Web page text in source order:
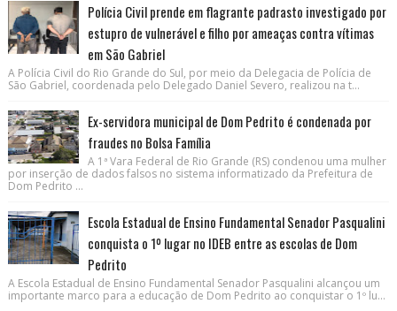
Polícia Civil prende em flagrante padrasto investigado por
estupro de vulnerável e filho por ameaças contra vítimas
em São Gabriel
A Polícia Civil do Rio Grande do Sul, por meio da Delegacia de Polícia de
São Gabriel, coordenada pelo Delegado Daniel Severo, realizou na t...
Ex-servidora municipal de Dom Pedrito é condenada por
fraudes no Bolsa Família
A 1ª Vara Federal de Rio Grande (RS) condenou uma mulher
por inserção de dados falsos no sistema informatizado da Prefeitura de
Dom Pedrito ...
Escola Estadual de Ensino Fundamental Senador Pasqualini
conquista o 1º lugar no IDEB entre as escolas de Dom
Pedrito
A Escola Estadual de Ensino Fundamental Senador Pasqualini alcançou um
importante marco para a educação de Dom Pedrito ao conquistar o 1º lu...